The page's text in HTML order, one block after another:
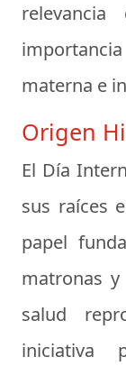
materna e
Origen
El Día
sus raíces
papel
matronas
salud
iniciativa